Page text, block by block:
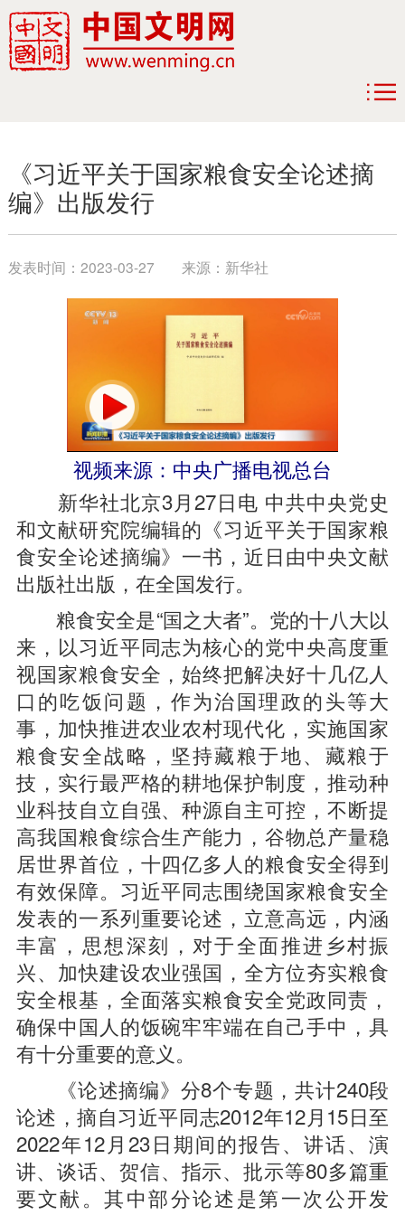
《习近平关于国家粮食安全论述摘
编》出版发行
发表时间： 2023-03-27 来源： 新华社
视频来源：中央广播电视总台
新华社北京3月27日电 中共中央党史
和文献研究院编辑的《习近平关于国家粮
食安全论述摘编》一书，近日由中央文献
出版社出版，在全国发行。
粮食安全是“国之大者”。党的十八大以
来，以习近平同志为核心的党中央高度重
视国家粮食安全，始终把解决好十几亿人
口的吃饭问题，作为治国理政的头等大
事，加快推进农业农村现代化，实施国家
粮食安全战略，坚持藏粮于地、藏粮于
技，实行最严格的耕地保护制度，推动种
业科技自立自强、种源自主可控，不断提
高我国粮食综合生产能力，谷物总产量稳
居世界首位，十四亿多人的粮食安全得到
有效保障。习近平同志围绕国家粮食安全
发表的一系列重要论述，立意高远，内涵
丰富，思想深刻，对于全面推进乡村振
兴、加快建设农业强国，全方位夯实粮食
安全根基，全面落实粮食安全党政同责，
确保中国人的饭碗牢牢端在自己手中，具
有十分重要的意义。
《论述摘编》分8个专题，共计240段
论述，摘自习近平同志2012年12月15日至
2022年12月23日期间的报告、讲话、演
讲、谈话、贺信、指示、批示等80多篇重
要文献。其中部分论述是第一次公开发